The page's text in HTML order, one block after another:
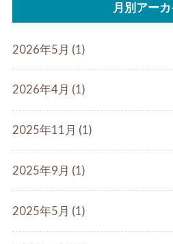
月別アー
2026年5月 (1)
2026年4月 (1)
2025年11月 (1)
2025年9月 (1)
2025年5月 (1)